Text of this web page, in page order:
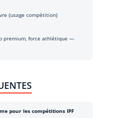
(usage compétition)
premium, force athlétique —
pour les compétitions IPF